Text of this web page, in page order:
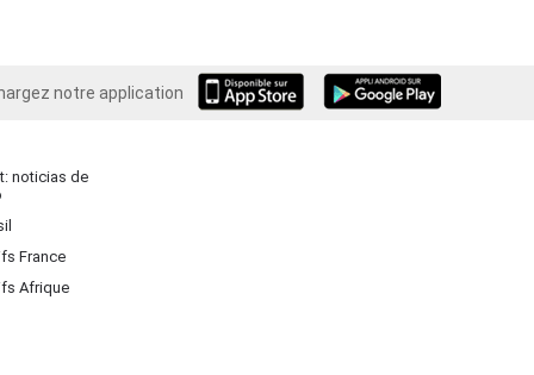
notre application
Android
noticias de
France
Afrique